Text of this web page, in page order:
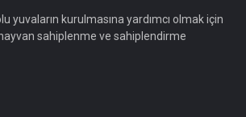
yuvaların kurulmasına yardımcı olmak için
sahiplenme ve sahiplendirme